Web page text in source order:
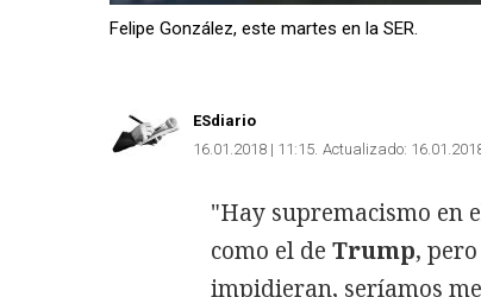
Felipe González, este martes en la SER.
ESdiario
16.01.2018 | 11:15 Actualizado:
"Hay supremacismo en
como el de Trump,
impidieran, seríamos